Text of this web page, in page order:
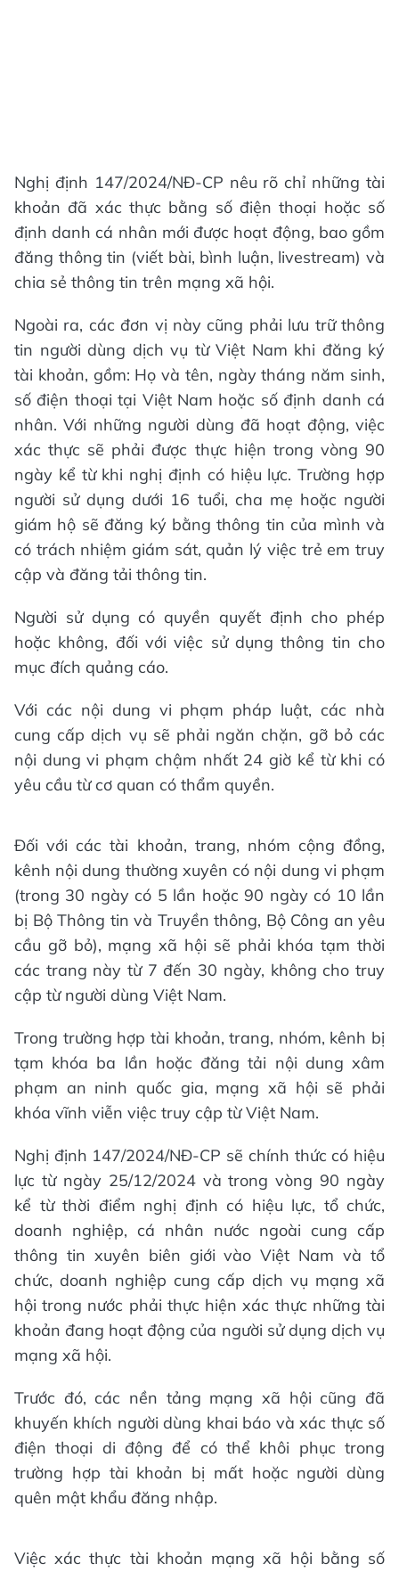
Nghị định 147/2024/NĐ-CP nêu rõ chỉ những tài
khoản đã xác thực bằng số điện thoại hoặc số
định danh cá nhân mới được hoạt động, bao gồm
đăng thông tin (viết bài, bình luận, livestream) và
chia sẻ thông tin trên mạng xã hội.
Ngoài ra, các đơn vị này cũng phải lưu trữ thông
tin người dùng dịch vụ từ Việt Nam khi đăng ký
tài khoản, gồm: Họ và tên, ngày tháng năm sinh,
số điện thoại tại Việt Nam hoặc số định danh cá
nhân. Với những người dùng đã hoạt động, việc
xác thực sẽ phải được thực hiện trong vòng 90
ngày kể từ khi nghị định có hiệu lực. Trường hợp
người sử dụng dưới 16 tuổi, cha mẹ hoặc người
giám hộ sẽ đăng ký bằng thông tin của mình và
có trách nhiệm giám sát, quản lý việc trẻ em truy
cập và đăng tải thông tin.
Người sử dụng có quyền quyết định cho phép
hoặc không, đối với việc sử dụng thông tin cho
mục đích quảng cáo.
Với các nội dung vi phạm pháp luật, các nhà
cung cấp dịch vụ sẽ phải ngăn chặn, gỡ bỏ các
nội dung vi phạm chậm nhất 24 giờ kể từ khi có
yêu cầu từ cơ quan có thẩm quyền.
Đối với các tài khoản, trang, nhóm cộng đồng,
kênh nội dung thường xuyên có nội dung vi phạm
(trong 30 ngày có 5 lần hoặc 90 ngày có 10 lần
bị Bộ Thông tin và Truyền thông, Bộ Công an yêu
cầu gỡ bỏ), mạng xã hội sẽ phải khóa tạm thời
các trang này từ 7 đến 30 ngày, không cho truy
cập từ người dùng Việt Nam.
Trong trường hợp tài khoản, trang, nhóm, kênh bị
tạm khóa ba lần hoặc đăng tải nội dung xâm
phạm an ninh quốc gia, mạng xã hội sẽ phải
khóa vĩnh viễn việc truy cập từ Việt Nam.
Nghị định 147/2024/NĐ-CP sẽ chính thức có hiệu
lực từ ngày 25/12/2024 và trong vòng 90 ngày
kể từ thời điểm nghị định có hiệu lực, tổ chức,
doanh nghiệp, cá nhân nước ngoài cung cấp
thông tin xuyên biên giới vào Việt Nam và tổ
chức, doanh nghiệp cung cấp dịch vụ mạng xã
hội trong nước phải thực hiện xác thực những tài
khoản đang hoạt động của người sử dụng dịch vụ
mạng xã hội.
Trước đó, các nền tảng mạng xã hội cũng đã
khuyến khích người dùng khai báo và xác thực số
điện thoại di động để có thể khôi phục trong
trường hợp tài khoản bị mất hoặc người dùng
quên mật khẩu đăng nhập.
Việc xác thực tài khoản mạng xã hội bằng số